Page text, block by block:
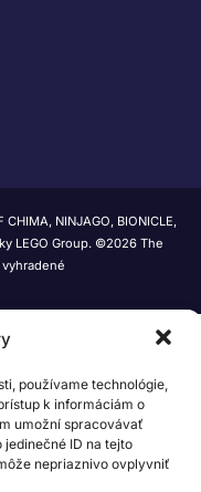
používame technológie,
k informáciám o
umožní spracovávať
jedinečné ID na tejto
nepriaznivo ovplyvniť
NINJAGO, BIONICLE,
LEGO Group. ©2026 The
vyhradené